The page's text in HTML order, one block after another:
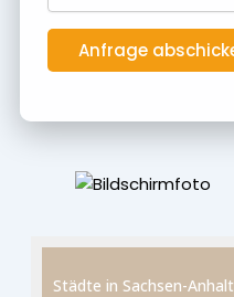
Städte in Sachsen-Anhalt